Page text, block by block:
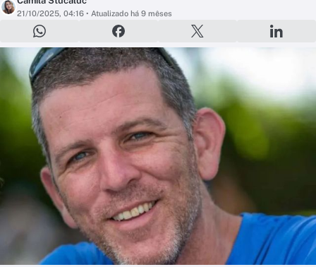
21/10/2025, 04:16 • Atualizado há 9 mêses